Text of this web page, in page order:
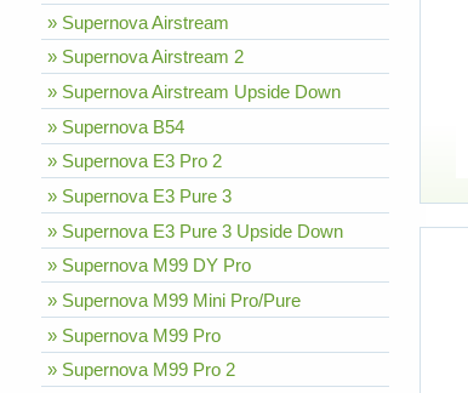
» Supernova Airstream
» Supernova Airstream 2
» Supernova Airstream Upside Down
» Supernova B54
» Supernova E3 Pro 2
» Supernova E3 Pure 3
» Supernova E3 Pure 3 Upside Down
» Supernova M99 DY Pro
» Supernova M99 Mini Pro/Pure
» Supernova M99 Pro
» Supernova M99 Pro 2